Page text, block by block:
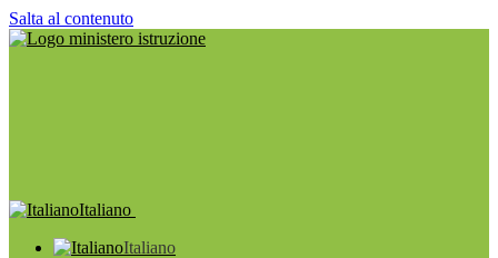
Salta al contenuto
Italiano
Italiano